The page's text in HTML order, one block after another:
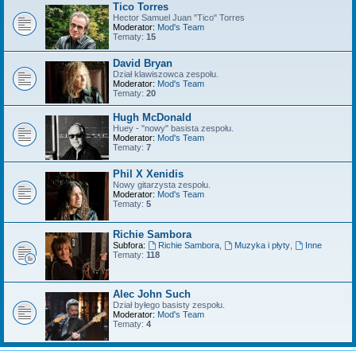
Tico Torres
Hector Samuel Juan "Tico" Torres
Moderator: Mod's Team
Tematy: 15
David Bryan
Dział klawiszowca zespołu.
Moderator: Mod's Team
Tematy: 20
Hugh McDonald
Huey - "nowy" basista zespołu.
Moderator: Mod's Team
Tematy: 7
Phil X Xenidis
Nowy gitarzysta zespołu.
Moderator: Mod's Team
Tematy: 5
Richie Sambora
Subfora: Richie Sambora, Muzyka i płyty,
Inne
Tematy: 118
Alec John Such
Dział byłego basisty zespołu.
Moderator: Mod's Team
Tematy: 4